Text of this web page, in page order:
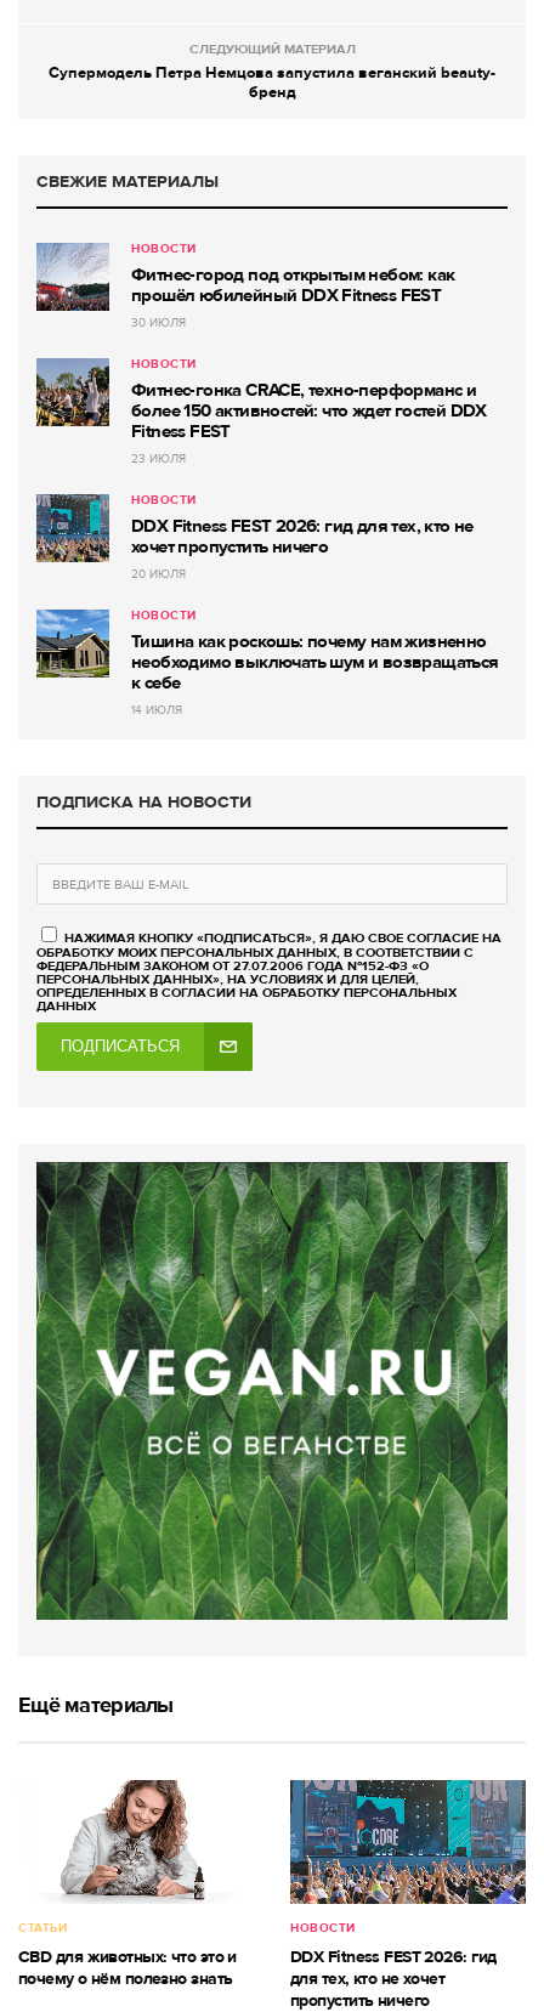
СЛЕДУЮЩИЙ МАТЕРИАЛ
Супермодель Петра Немцова запустила веганский beauty-
бренд
СВЕЖИЕ МАТЕРИАЛЫ
НОВОСТИ
Фитнес-город под открытым небом: как
прошёл юбилейный DDX Fitness FEST
30 ИЮЛЯ
НОВОСТИ
Фитнес-гонка CRACE, техно-перформанс и
более 150 активностей: что ждет гостей DDX
Fitness FEST
23 ИЮЛЯ
НОВОСТИ
DDX Fitness FEST 2026: гид для тех, кто не
хочет пропустить ничего
20 ИЮЛЯ
НОВОСТИ
Тишина как роскошь: почему нам жизненно
необходимо выключать шум и возвращаться
к себе
14 ИЮЛЯ
ПОДПИСКА НА НОВОСТИ
НАЖИМАЯ КНОПКУ «ПОДПИСАТЬСЯ», Я ДАЮ СВОЕ СОГЛАСИЕ НА
ОБРАБОТКУ МОИХ ПЕРСОНАЛЬНЫХ ДАННЫХ, В СООТВЕТСТВИИ С
ФЕДЕРАЛЬНЫМ ЗАКОНОМ ОТ 27.07.2006 ГОДА №152-ФЗ «О
ПЕРСОНАЛЬНЫХ ДАННЫХ», НА УСЛОВИЯХ И ДЛЯ ЦЕЛЕЙ,
ОПРЕДЕЛЕННЫХ В СОГЛАСИИ НА ОБРАБОТКУ ПЕРСОНАЛЬНЫХ
ДАННЫХ
ПОДПИСАТЬСЯ
Ещё материалы
СТАТЬИ
CBD для животных: что это и
почему о нём полезно знать
НОВОСТИ
DDX Fitness FEST 2026: гид
для тех, кто не хочет
пропустить ничего